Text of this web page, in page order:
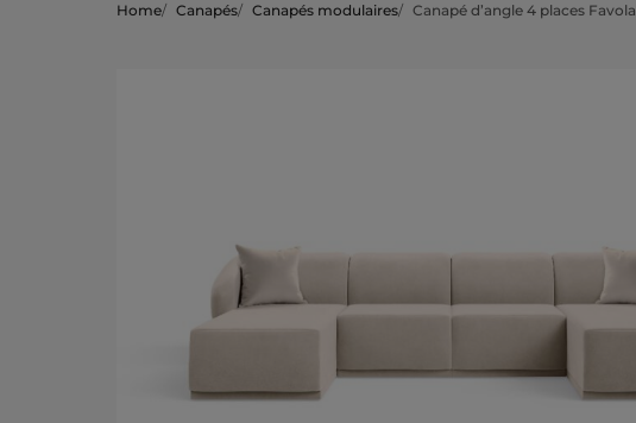
Home/ Canapés/ Canapés modulaires/ Canapé d’angle 4 places Favola